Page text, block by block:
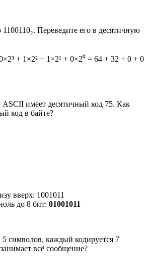
Переведите его в десятичную
+ 1×2² + 1×2¹ + 0×2⁰ = 64 + 32 + 0 + 0
имеет десятичный код 75. Как
код в байте?
вверх: 1001011
до 8 бит: 01001011
символов, каждый кодируется 7
всё сообщение?